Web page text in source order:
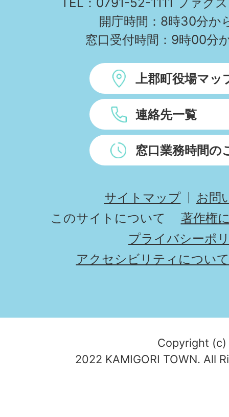
開庁時間：8時30分か
窓口受付時間：9時00分
上郡町役場マッ
連絡先一覧
窓口業務時間の
サイトマップ
お問
このサイトについて
著作権
プライバシーポ
アクセシビリティについて
Copyright (c)
2022 KAMIGORI TOWN. All